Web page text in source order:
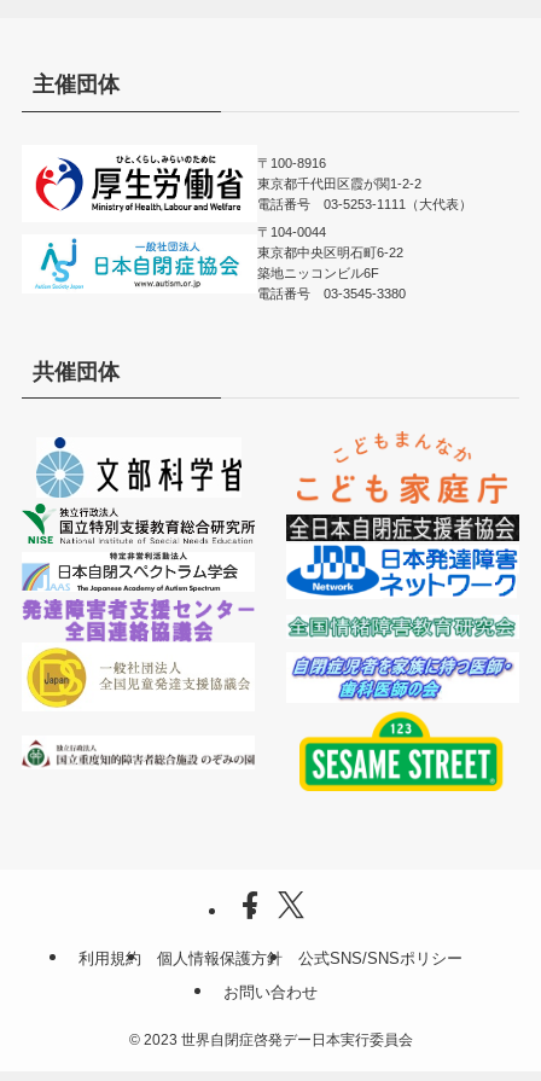
主催団体
〒100-8916
東京都千代田区霞が関1-2-2
電話番号 03-5253-1111（大代表）
〒104-0044
東京都中央区明石町6-22
築地ニッコンビル6F
電話番号 03-3545-3380
共催団体
利用規約 個人情報保護方針
公式SNS/SNSポリシー
お問い合わせ
©2023 世界自閉症啓発デー日本実行委員会